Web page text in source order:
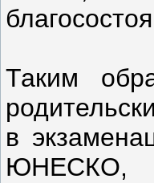
Таким
в
ЮНЕСКО,